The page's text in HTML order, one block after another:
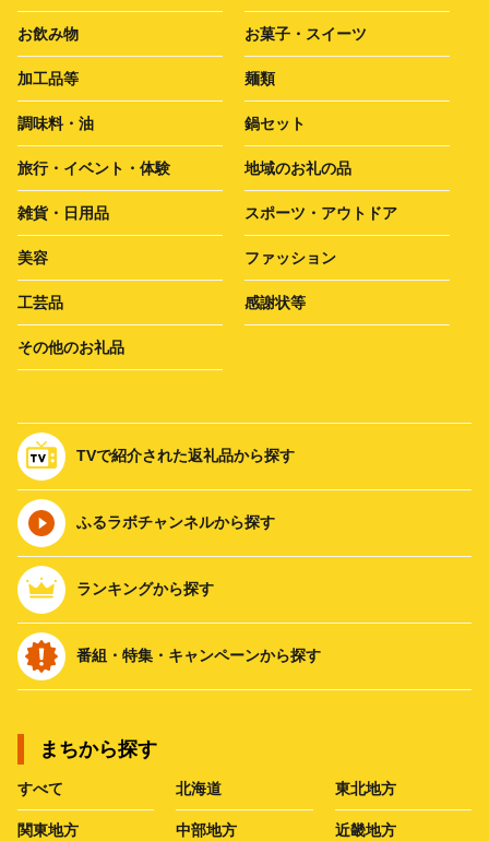
お飲み物 お菓子・スイーツ
加工品等 麺類
調味料・油 鍋セット
旅行・イベント・体験 地域のお礼の品
雑貨・日用品 スポーツ・アウトドア
美容 ファッション
工芸品 感謝状等
その他のお礼品
TVで紹介された返礼品から探す
ふるラボチャンネルから探す
ランキングから探す
番組・特集・キャンペーンから探す
まちから探す
すべて 北海道 東北地方
関東地方 中部地方 近畿地方